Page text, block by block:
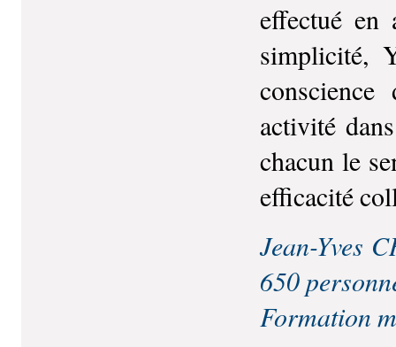
effectué en
simplicité,
activité
chacun le
efficacité
Jean-Yves
650
Formation